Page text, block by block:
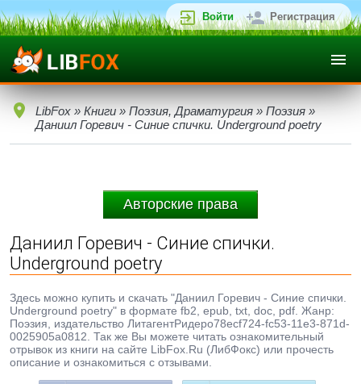
Войти Регистрация
LibFox » Книги » Поэзия, Драматургия » Поэзия »
Даниил Горевич - Синие спички. Underground poetry
Авторские права
Даниил Горевич - Синие спички.
Underground poetry
Здесь можно купить и скачать "Даниил Горевич - Синие спички.
Underground poetry" в формате fb2, epub, txt, doc, pdf. Жанр:
Поэзия, издательство ЛитагентРидеро78ecf724-fc53-11e3-871d-
0025905a0812. Так же Вы можете читать ознакомительный
отрывок из книги на сайте LibFox.Ru (ЛибФокс) или прочесть
описание и ознакомиться с отзывами.